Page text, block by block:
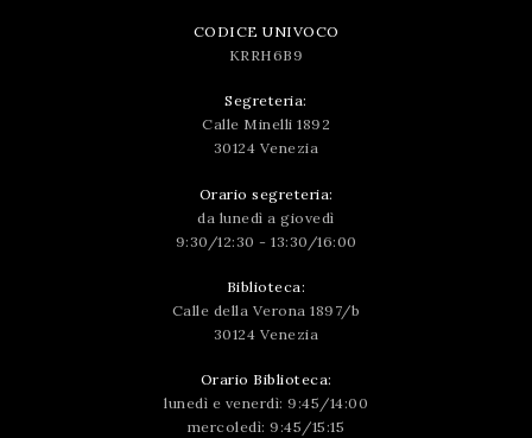
CODICE UNIVOCO
KRRH6B9
Segreteria:
Calle Minelli 1892
30124 Venezia
Orario segreteria:
da lunedì a giovedì
9:30/12:30 - 13:30/16:00
Biblioteca:
Calle della Verona 1897/b
30124 Venezia
Orario Biblioteca:
lunedì e venerdì: 9:45/14:00
mercoledì: 9:45/15:15